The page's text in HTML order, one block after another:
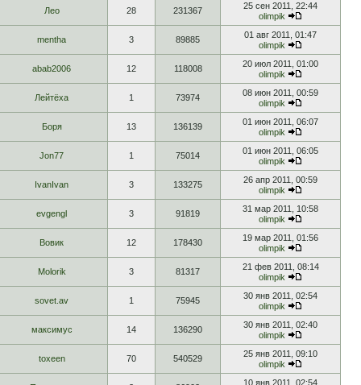
Лео 28 231367
25 сен 2011, 22:44
olimpik
mentha 3 89885
01 авг 2011, 01:47
olimpik
abab2006 12 118008
20 июл 2011, 01:00
olimpik
Лейтёха 1 73974
08 июн 2011, 00:59
olimpik
Боря 13 136139
01 июн 2011, 06:07
olimpik
Jon77 1 75014
01 июн 2011, 06:05
olimpik
IvanIvan 3 133275
26 апр 2011, 00:59
olimpik
evgengl 3 91819
31 мар 2011, 10:58
olimpik
Вовик 12 178430
19 мар 2011, 01:56
olimpik
Molorik 3 81317
21 фев 2011, 08:14
olimpik
sovet.av 1 75945
30 янв 2011, 02:54
olimpik
максимус 14 136290
30 янв 2011, 02:40
olimpik
toxeen 70 540529
25 янв 2011, 09:10
olimpik
10 янв 2011, 02:54